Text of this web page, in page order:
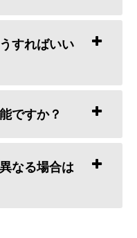
すればいい
ですか？
なる場合は